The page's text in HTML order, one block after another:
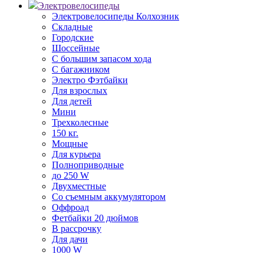
Электровелосипеды
Электровелосипеды Колхозник
Складные
Городские
Шоссейные
С большим запасом хода
С багажником
Электро Фэтбайки
Для взрослых
Для детей
Мини
Трехколесные
150 кг.
Мощные
Для курьера
Полноприводные
до 250 W
Двухместные
Со съемным аккумулятором
Оффроад
Фетбайки 20 дюймов
В рассрочку
Для дачи
1000 W